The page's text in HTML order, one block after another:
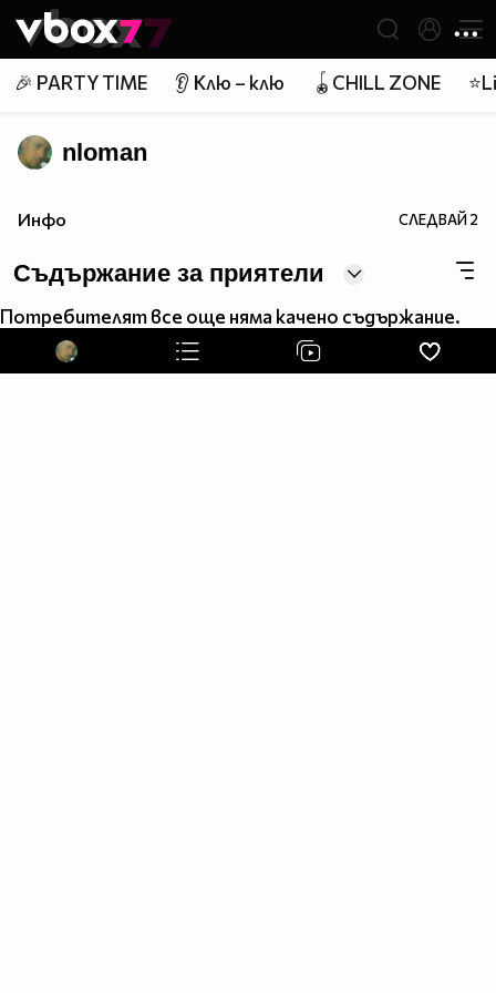
👾
🎉 PARTY TIME 👂 Клю – клю 🪀CHILL ZONE
nloman
Инфо СЛЕДВАЙ2
Съдържание за приятели
Потребителят все още няма качено съдържание.